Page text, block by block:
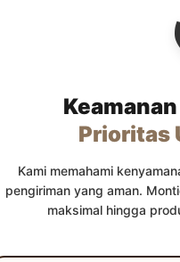
Prioritas
Kami memahami
pengiriman yang aman.
maksimal hingga